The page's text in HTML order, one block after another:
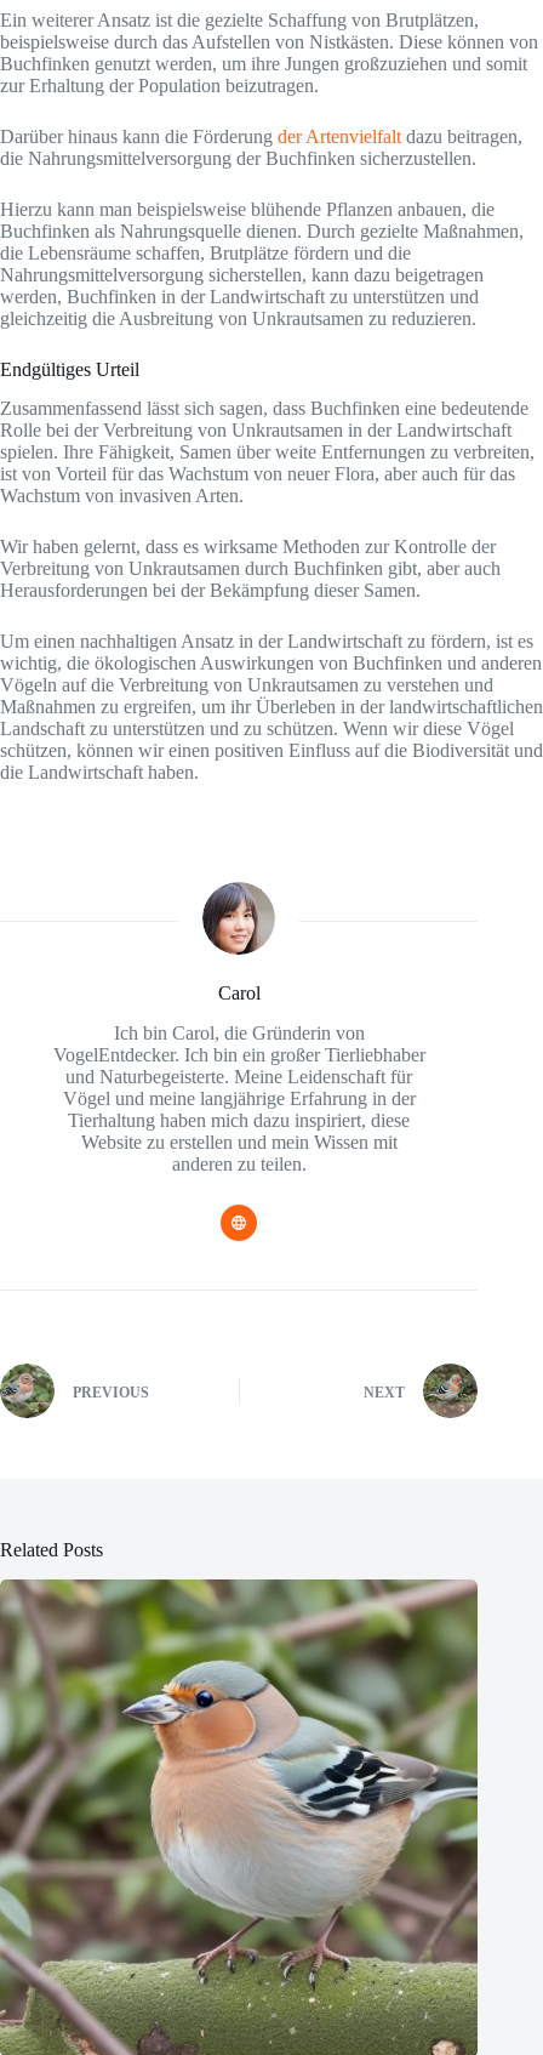
Ein weiterer Ansatz ist die gezielte Schaffung von Brutplätzen,
beispielsweise durch das Aufstellen von Nistkästen. Diese können von
Buchfinken genutzt werden, um ihre Jungen großzuziehen und somit
zur Erhaltung der Population beizutragen.
Darüber hinaus kann die Förderung der Artenvielfalt dazu beitragen,
die Nahrungsmittelversorgung der Buchfinken sicherzustellen.
Hierzu kann man beispielsweise blühende Pflanzen anbauen, die
Buchfinken als Nahrungsquelle dienen. Durch gezielte Maßnahmen,
die Lebensräume schaffen, Brutplätze fördern und die
Nahrungsmittelversorgung sicherstellen, kann dazu beigetragen
werden, Buchfinken in der Landwirtschaft zu unterstützen und
gleichzeitig die Ausbreitung von Unkrautsamen zu reduzieren.
Endgültiges Urteil
Zusammenfassend lässt sich sagen, dass Buchfinken eine bedeutende
Rolle bei der Verbreitung von Unkrautsamen in der Landwirtschaft
spielen. Ihre Fähigkeit, Samen über weite Entfernungen zu verbreiten,
ist von Vorteil für das Wachstum von neuer Flora, aber auch für das
Wachstum von invasiven Arten.
Wir haben gelernt, dass es wirksame Methoden zur Kontrolle der
Verbreitung von Unkrautsamen durch Buchfinken gibt, aber auch
Herausforderungen bei der Bekämpfung dieser Samen.
Um einen nachhaltigen Ansatz in der Landwirtschaft zu fördern, ist es
wichtig, die ökologischen Auswirkungen von Buchfinken und anderen
Vögeln auf die Verbreitung von Unkrautsamen zu verstehen und
Maßnahmen zu ergreifen, um ihr Überleben in der landwirtschaftlichen
Landschaft zu unterstützen und zu schützen. Wenn wir diese Vögel
schützen, können wir einen positiven Einfluss auf die Biodiversität und
die Landwirtschaft haben.
Carol
Ich bin Carol, die Gründerin von
VogelEntdecker. Ich bin ein großer Tierliebhaber
und Naturbegeisterte. Meine Leidenschaft für
Vögel und meine langjährige Erfahrung in der
Tierhaltung haben mich dazu inspiriert, diese
Website zu erstellen und mein Wissen mit
anderen zu teilen.
PREVIOUS NEXT
Related Posts